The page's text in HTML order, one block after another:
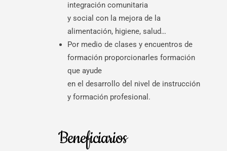
integración comunitaria
y social con la mejora de la
alimentación, higiene, salud…
Por medio de clases y encuentros de
formación proporcionarles formación
que ayude
en el desarrollo del nivel de instrucción
y formación profesional.
Beneficiarios